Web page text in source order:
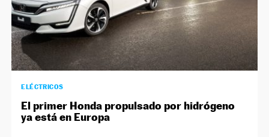
ELÉCTRICOS
El primer Honda propulsado por hidrógeno
ya está en Europa